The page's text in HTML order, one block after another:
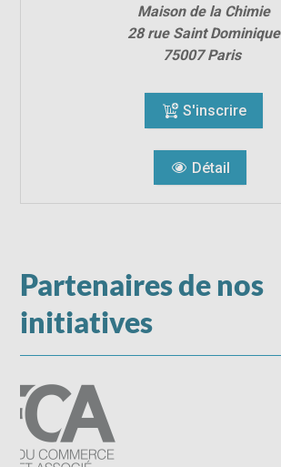
Maison de la Chimie
28 rue Saint Dominique
75007 Paris
S'inscrire
Détail
Partenaires de nos
initiatives